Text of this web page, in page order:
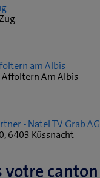
am Albis
Am Albis
- Natel TV Grab AG
6403 Küssnacht
votre canton